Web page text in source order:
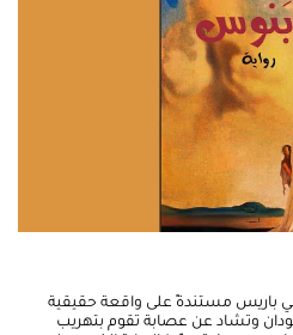
في باريس مستندةً على واقعة حقيقية
وتشاد عن عصابة تقوم بتهريب